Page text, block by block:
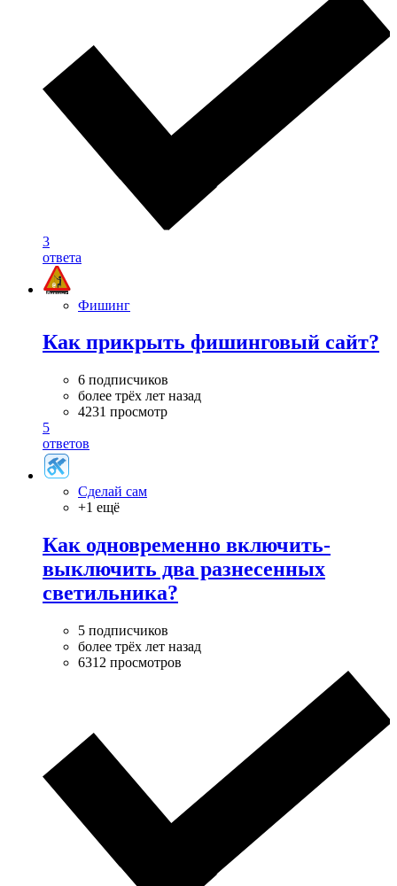
3
ответа
Фишинг
Как прикрыть фишинговый сайт?
6 подписчиков
более трёх лет назад
4231 просмотр
5
ответов
Сделай сам
+1 ещё
Как одновременно включить-
выключить два разнесенных
светильника?
5 подписчиков
более трёх лет назад
6312 просмотров